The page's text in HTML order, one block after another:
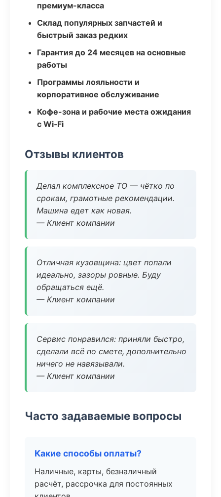
премиум-класса
Склад популярных запчастей и
быстрый заказ редких
Гарантия до 24 месяцев на основные
работы
Программы лояльности и
корпоративное обслуживание
Кофе-зона и рабочие места ожидания
с Wi‑Fi
Отзывы клиентов
Делал комплексное ТО — чётко по
срокам, грамотные рекомендации.
Машина едет как новая.
— Клиент компании
Отличная кузовщина: цвет попали
идеально, зазоры ровные. Буду
обращаться ещё.
— Клиент компании
Сервис понравился: приняли быстро,
сделали всё по смете, дополнительно
ничего не навязывали.
— Клиент компании
Часто задаваемые вопросы
Какие способы оплаты?
Наличные, карты, безналичный
расчёт, рассрочка для постоянных